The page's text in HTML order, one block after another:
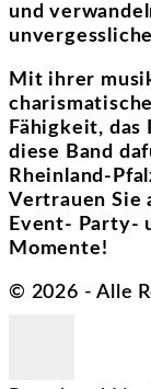
und
Mit ihrer
Fähigkeit,
diese Band
Rheinland-
Vertrauen Sie
Event- Party-
Momente!
© 2026 - Alle